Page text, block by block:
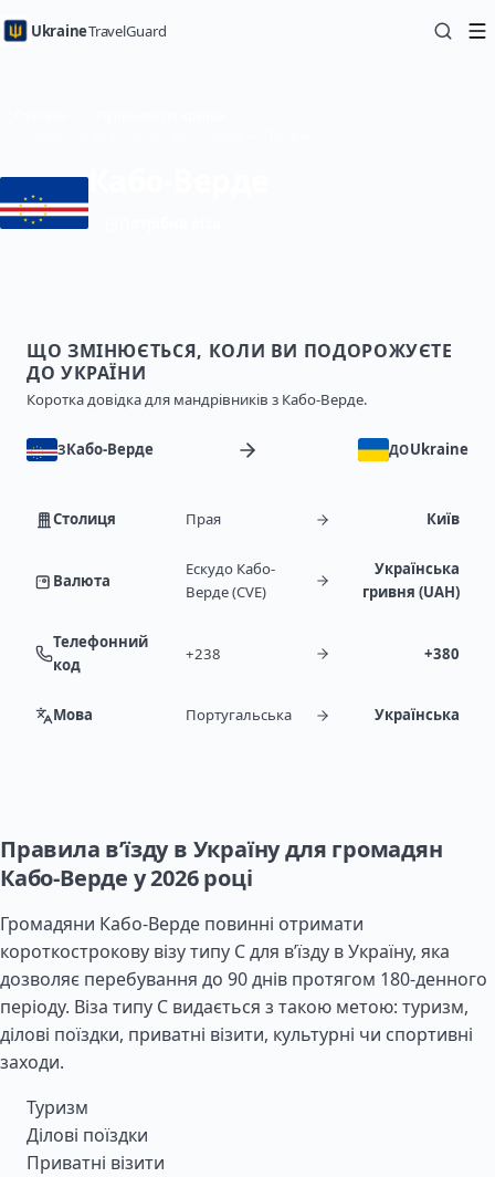
UkraineTravelGuard
ЩО ЗМІНЮЄТЬСЯ, КОЛИ ВИ ПОДОРОЖУЄТЕ
ДО УКРАЇНИ
Коротка довідка для мандрівників з Кабо-Верде.
ЗКабо-Верде ДОUkraine
Столиця Прая Київ
Валюта
Ескудо Кабо-
Верде (CVE)
Українська
гривня (UAH)
Телефонний
код
+238 +380
Мова Португальська Українська
Правила в’їзду в Україну для громадян
Кабо-Верде у 2026 році
Громадяни Кабо-Верде повинні отримати
короткострокову візу типу C для в’їзду в Україну, яка
дозволяє перебування до 90 днів протягом 180-денного
періоду. Віза типу C видається з такою метою: туризм,
ділові поїздки, приватні візити, культурні чи спортивні
заходи.
Туризм
Ділові поїздки
Приватні візити